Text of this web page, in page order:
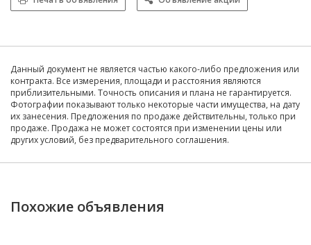
Данный документ не является частью какого-либо предложения или
контракта. Все измерения, площади и расстояния являются
приблизительными. Точность описания и плана не гарантируется.
Фотографии показывают только некоторые части имущества, на дату
их занесения. Предложения по продаже действительны, только при
продаже. Продажа не может состоятся при изменении цены или
других условий, без предварительного соглашения.
Похожие объявления